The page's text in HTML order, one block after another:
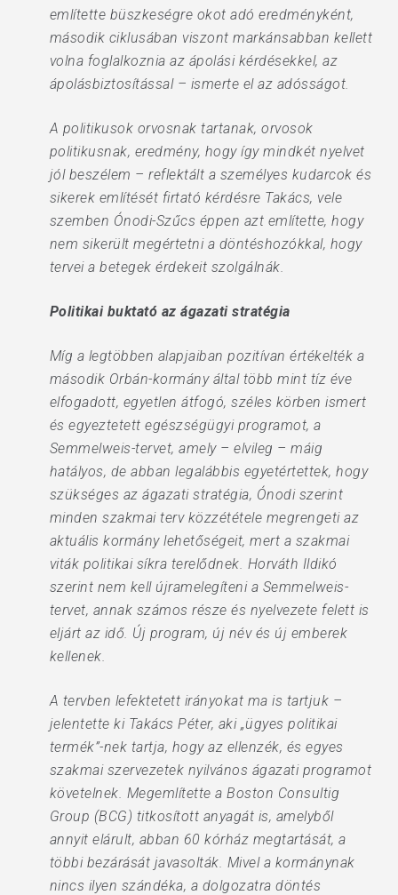
említette büszkeségre okot adó eredményként,
második ciklusában viszont markánsabban kellett
volna foglalkoznia az ápolási kérdésekkel, az
ápolásbiztosítással – ismerte el az adósságot.
A politikusok orvosnak tartanak, orvosok
politikusnak, eredmény, hogy így mindkét nyelvet
jól beszélem – reflektált a személyes kudarcok és
sikerek említését firtató kérdésre Takács, vele
szemben Ónodi-Szűcs éppen azt említette, hogy
nem sikerült megértetni a döntéshozókkal, hogy
tervei a betegek érdekeit szolgálnák.
Politikai buktató az ágazati stratégia
Míg a legtöbben alapjaiban pozitívan értékelték a
második Orbán-kormány által több mint tíz éve
elfogadott, egyetlen átfogó, széles körben ismert
és egyeztetett egészségügyi programot, a
Semmelweis-tervet, amely – elvileg – máig
hatályos, de abban legalábbis egyetértettek, hogy
szükséges az ágazati stratégia, Ónodi szerint
minden szakmai terv közzététele megrengeti az
aktuális kormány lehetőségeit, mert a szakmai
viták politikai síkra terelődnek. Horváth Ildikó
szerint nem kell újramelegíteni a Semmelweis-
tervet, annak számos része és nyelvezete felett is
eljárt az idő. Új program, új név és új emberek
kellenek.
A tervben lefektetett irányokat ma is tartjuk –
jelentette ki Takács Péter, aki „ügyes politikai
termék”-nek tartja, hogy az ellenzék, és egyes
szakmai szervezetek nyilvános ágazati programot
követelnek. Megemlítette a Boston Consultig
Group (BCG) titkosított anyagát is, amelyből
annyit elárult, abban 60 kórház megtartását, a
többi bezárását javasolták. Mivel a kormánynak
nincs ilyen szándéka, a dolgozatra döntés